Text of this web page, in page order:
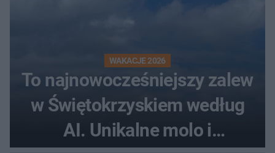
WAKACJE 2026
To najnowocześniejszy zalew
w Świętokrzyskiem według
AI. Unikalne molo i